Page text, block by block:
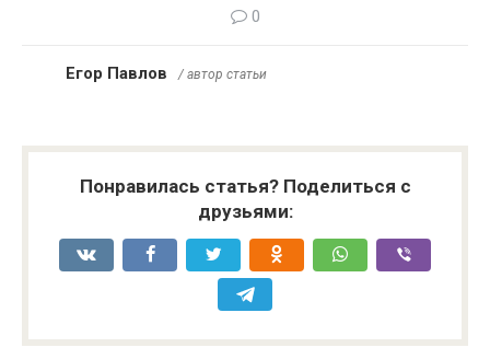
0
Егор Павлов / автор статьи
Понравилась статья? Поделиться с
друзьями: